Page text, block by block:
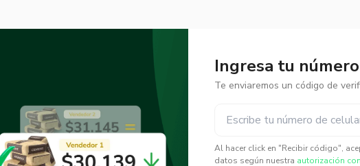
Ingresa tu
Te enviaremos un código de
Al hacer click en "Recibir código",
datos según nuestra autorización